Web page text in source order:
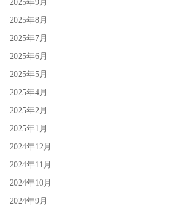
2025年9月
2025年8月
2025年7月
2025年6月
2025年5月
2025年4月
2025年2月
2025年1月
2024年12月
2024年11月
2024年10月
2024年9月